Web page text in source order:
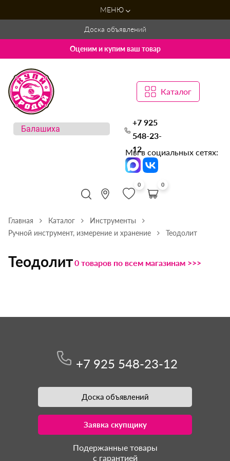
МЕНЮ
Доска объявлений
Оценим и купим ваш товар
Каталог
+7 925
548-23-
12
Мы в социальных сетях:
0 0
Главная Каталог
Инструменты
Ручной инструмент, измерение и хранение
Теодолит
Теодолит0 товаров по всем магазинам >>>
+7 925 548-23-12
Доска объявлений
Заявка скупщику
Подержанные товары
с гарантией